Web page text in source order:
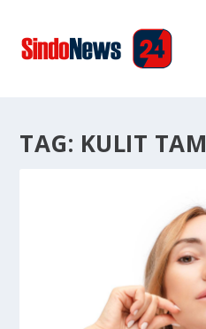
TAG: KULIT